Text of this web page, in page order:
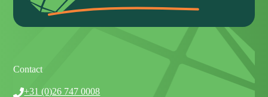
Contact
+31 (0)26 747 0008